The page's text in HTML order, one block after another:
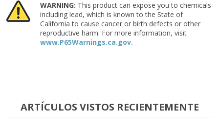
WARNING: This product can expose you to chemicals
including lead, which is known to the State of
California to cause cancer or birth defects or other
reproductive harm. For more information, visit
www.P65Warnings.ca.gov.
ARTÍCULOS VISTOS RECIENTEMENTE